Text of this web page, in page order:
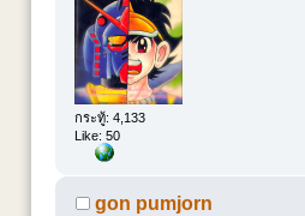
กระทู้: 4,133
Like: 50
gon pumjorn